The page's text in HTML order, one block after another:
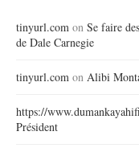
tinyurl.com on Se faire
de Dale Carnegie
tinyurl.com on Alibi
https://
Président